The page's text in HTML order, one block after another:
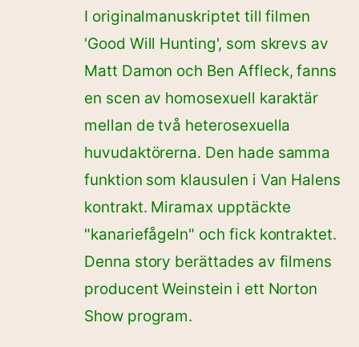
I originalmanuskriptet till filmen
'Good Will Hunting', som skrevs av
Matt Damon och Ben Affleck, fanns
en scen av homosexuell karaktär
mellan de två heterosexuella
huvudaktörerna. Den hade samma
funktion som klausulen i Van Halens
kontrakt. Miramax upptäckte
"kanariefågeln" och fick kontraktet.
Denna story berättades av filmens
producent Weinstein i ett Norton
Show program.